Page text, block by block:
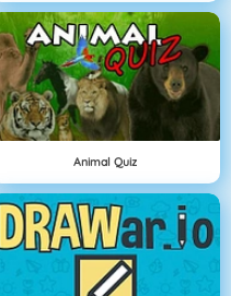
Animal Quiz